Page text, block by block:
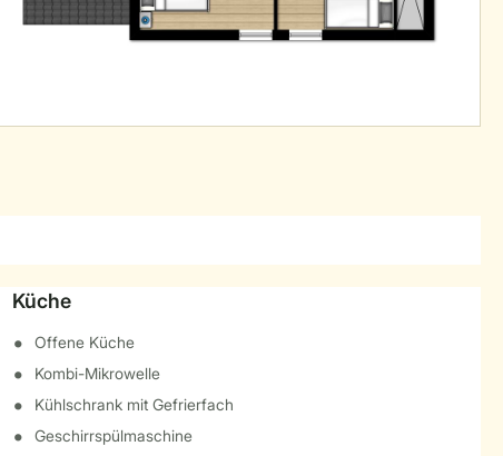
Küche
Offene Küche
Kombi-Mikrowelle
Kühlschrank mit Gefrierfach
Geschirrspülmaschine